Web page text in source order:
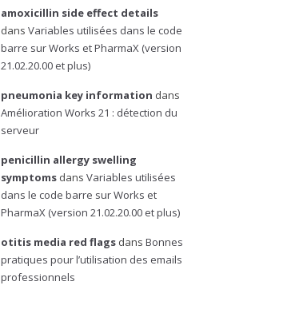
amoxicillin side effect details
dans Variables utilisées dans le code
barre sur Works et PharmaX (version
21.02.20.00 et plus)
pneumonia key information dans
Amélioration Works 21 : détection du
serveur
penicillin allergy swelling
symptomsdans Variables utilisées
dans le code barre sur Works et
PharmaX (version 21.02.20.00 et plus)
otitis media red flagsdans Bonnes
pratiques pour l’utilisation des emails
professionnels